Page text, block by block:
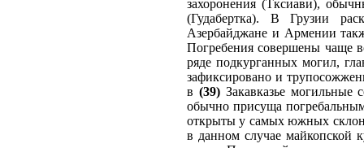
захоронения (Тксиави),
(Гудабертка). В Грузии
Азербайджане и Армении
Погребения совершены чаще
ряде подкурганных могил,
зафиксировано и
в (39)Закавказье могильные
обычно присуща
открыты у самых южных
в данном случае майкопской